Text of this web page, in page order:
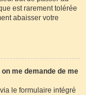
est rarement tolérée
abaisser votre
me demande de me
le formulaire intégré